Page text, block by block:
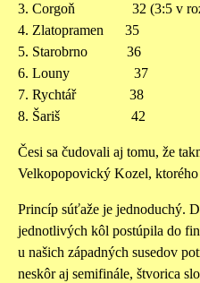
3. Corgoň 32 (3:5 v
4. Zlatopramen 35
5. Starobrno 36
6. Louny 37
7. Rychtář 38
8. Šariš 42
Česi sa čudovali aj tomu, že
Velkopopovický Kozel,
Princíp súťaže je jednoduchý.
jednotlivých kôl postúpila do
u našich západných susedov
neskôr aj semifinále, štvorica